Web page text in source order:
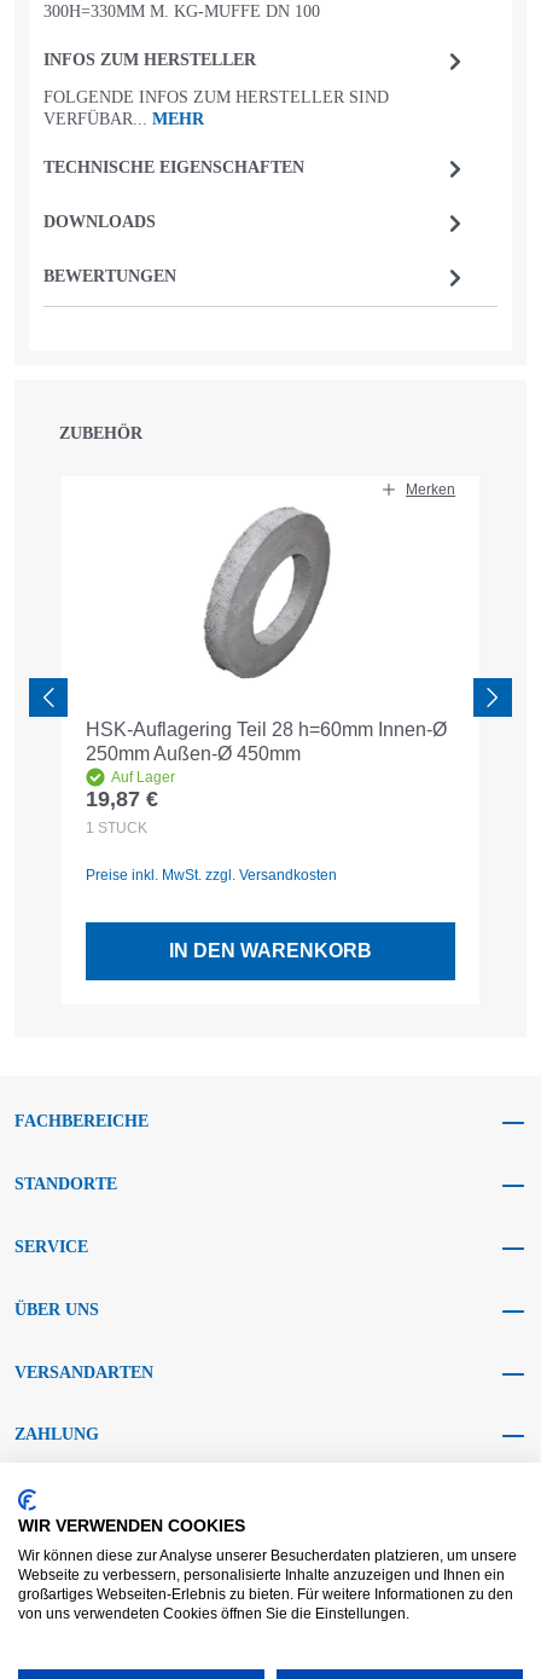
300H=330MM M. KG-MUFFE DN 100
INFOS ZUM HERSTELLER
FOLGENDE INFOS ZUM HERSTELLER SIND
VERFÜBAR... MEHR
TECHNISCHE EIGENSCHAFTEN
DOWNLOADS
BEWERTUNGEN
Produktgalerie überspringen
ZUBEHÖR
Merken
HSK-Auflagering Teil 28 h=60mm Innen-Ø
250mm Außen-Ø 450mm
Auf Lager
Regulärer Preis:
19,87 €
1 STÜCK
Preise inkl. MwSt. zzgl. Versandkosten
IN DEN WARENKORB
FACHBEREICHE
STANDORTE
SERVICE
ÜBER UNS
VERSANDARTEN
ZAHLUNG
SOCIAL MEDIA
WIR VERWENDEN COOKIES
Wir können diese zur Analyse unserer Besucherdaten platzieren, um unsere
Webseite zu verbessern, personalisierte Inhalte anzuzeigen und Ihnen ein
großartiges Webseiten-Erlebnis zu bieten. Für weitere Informationen zu den
von uns verwendeten Cookies öffnen Sie die Einstellungen.